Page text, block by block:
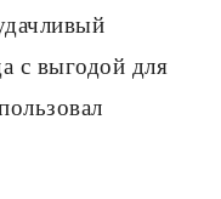
с выгодой для